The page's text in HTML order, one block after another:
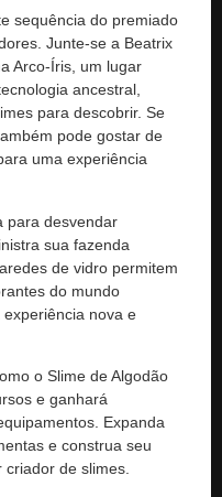
sequência do premiado
Junte-se a Beatrix
Arco-Íris, um lugar
ancestral,
para descobrir. Se
pode gostar de
uma experiência
para desvendar
sua fazenda
de vidro permitem
do mundo
nova e
o Slime de Algodão
e ganhará
Expanda
e construa seu
de slimes.